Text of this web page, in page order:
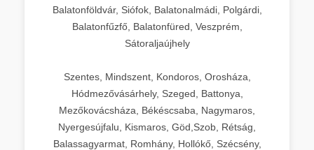
Balatonföldvár, Siófok, Balatonalmádi, Polgárdi,
Balatonfűzfő, Balatonfüred, Veszprém,
Sátoraljaújhely
Szentes, Mindszent, Kondoros, Orosháza,
Hódmezővásárhely, Szeged, Battonya,
Mezőkovácsháza, Békéscsaba, Nagymaros,
Nyergesújfalu, Kismaros, Göd,Szob, Rétság,
Balassagyarmat, Romhány, Hollókő, Szécsény,